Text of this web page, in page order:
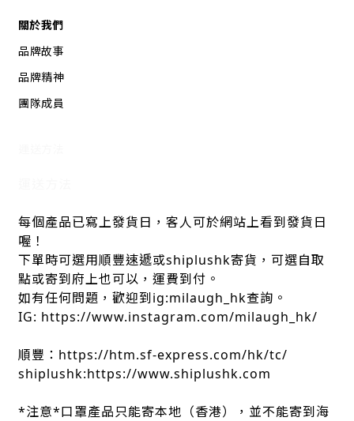
關於我們
品牌故事
品牌精神
團隊成員
每個產品已寫上發貨日，客人可於網站上看到發貨日
喔！
下單時可選用順豐速遞或shiplushk寄貨，可選自取
點或寄到府上也可以，運費到付。
如有任何問題，歡迎到ig:milaugh_hk查詢。
IG: https://www.instagram.com/milaugh_hk/
順豐：https://htm.sf-express.com/hk/tc/
shiplushk:https://www.shiplushk.com
*注意*口罩產品只能寄本地（香港），並不能寄到海